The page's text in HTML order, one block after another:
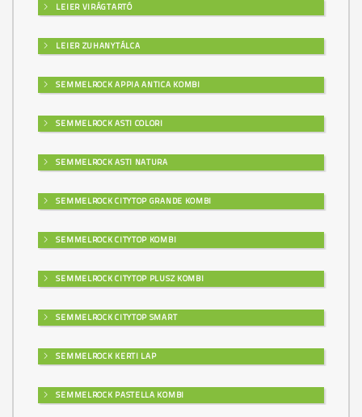
LEIER VIRÁGTARTÓ
LEIER ZUHANYTÁLCA
SEMMELROCK APPIA ANTICA KOMBI
SEMMELROCK ASTI COLORI
SEMMELROCK ASTI NATURA
SEMMELROCK CITYTOP GRANDE KOMBI
SEMMELROCK CITYTOP KOMBI
SEMMELROCK CITYTOP PLUSZ KOMBI
SEMMELROCK CITYTOP SMART
SEMMELROCK KERTI LAP
SEMMELROCK PASTELLA KOMBI